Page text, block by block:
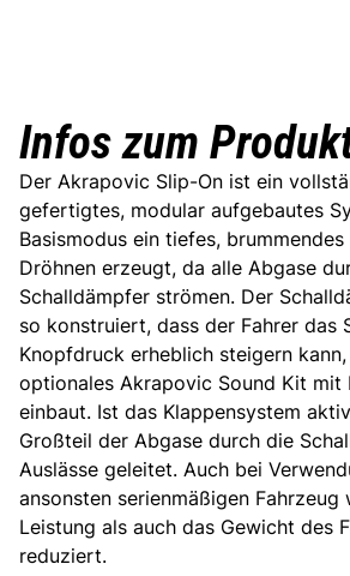
Infos zum
Der Akrapovic Slip-On ist ein
gefertigtes, modular aufgebautes
Basismodus ein tiefes,
Dröhnen erzeugt, da alle Abgase
Schalldämpfer strömen. Der
so konstruiert, dass der Fahrer das
Knopfdruck erheblich steigern
optionales Akrapovic Sound Kit mit
einbaut. Ist das Klappensystem
Großteil der Abgase durch die
Auslässe geleitet. Auch bei
ansonsten serienmäßigen
Leistung als auch das Gewicht des
reduziert.